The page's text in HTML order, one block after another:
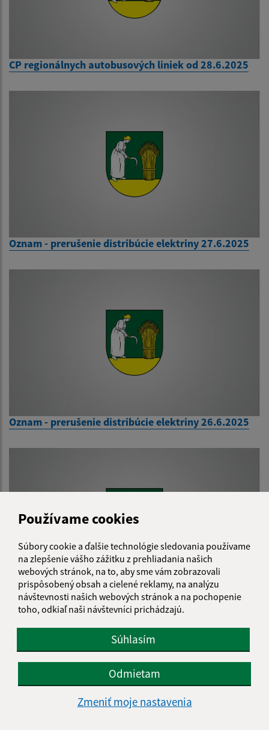
Používame cookies
Súbory cookie a ďalšie technológie sledovania používame
na zlepšenie vášho zážitku z prehliadania našich
webových stránok, na to, aby sme vám zobrazovali
prispôsobený obsah a cielené reklamy, na analýzu
návštevnosti našich webových stránok a na pochopenie
toho, odkiaľ naši návštevníci prichádzajú.
Súhlasím
Odmietam
Zmeniť moje nastavenia
CP regionálnych autobusových liniek od 28.6.2025
Oznam - prerušenie distribúcie elektriny 27.6.2025
Oznam - prerušenie distribúcie elektriny 26.6.2025
Oznámenie o verejnom prerokovaní návrhu
Územného plánu obce Kecerovce – Zmeny a doplnky